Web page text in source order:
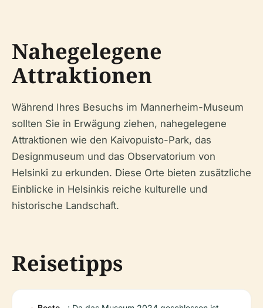
Nahegelegene
Attraktionen
Während Ihres Besuchs im Mannerheim-Museum
sollten Sie in Erwägung ziehen, nahegelegene
Attraktionen wie den Kaivopuisto-Park, das
Designmuseum und das Observatorium von
Helsinki zu erkunden. Diese Orte bieten zusätzliche
Einblicke in Helsinkis reiche kulturelle und
historische Landschaft.
Reisetipps